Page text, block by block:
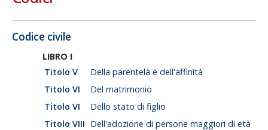
Codice civile
LIBRO I
Titolo V
Della parentelà e dell'affinità
Titolo VI
Del matrimonio
Titolo VI
Dello stato di figlio
Titolo VIII Dell'adozione di persone maggiori di età